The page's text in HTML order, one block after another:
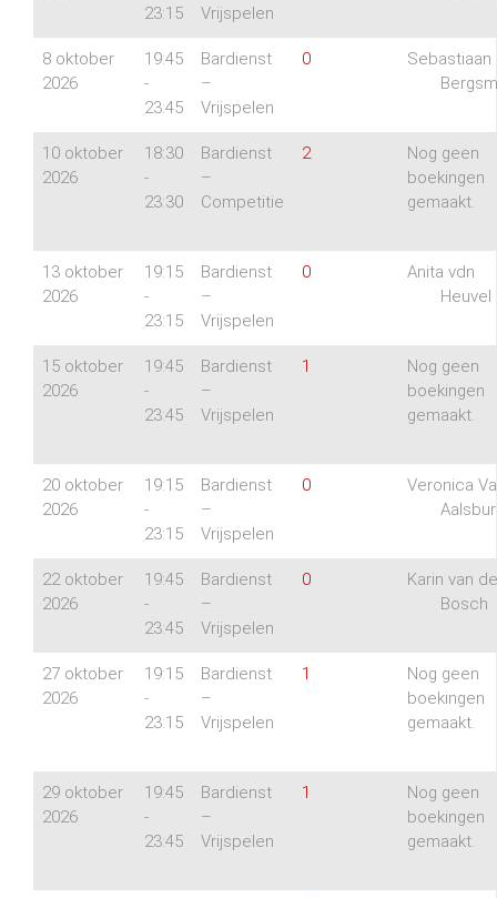
23:15
Vrijspelen
8 oktober
2026
19:45
-
23:45
Bardienst
–
Vrijspelen
0
Sebastiaan
10 oktober
2026
18:30
-
23:30
Bardienst
–
Competitie
2
Nog geen
boekingen
gemaakt.
13 oktober
2026
19:15
-
23:15
Bardienst
–
Vrijspelen
0
Anita vdn
Heuvel
15 oktober
2026
19:45
-
23:45
Bardienst
–
Vrijspelen
1
Nog geen
boekingen
gemaakt.
20 oktober
2026
19:15
-
23:15
Bardienst
–
Vrijspelen
0
Veronica
22 oktober
2026
19:45
-
23:45
Bardienst
–
Vrijspelen
0
Karin van
Bosch
27 oktober
2026
19:15
-
23:15
Bardienst
–
Vrijspelen
1
Nog geen
boekingen
gemaakt.
29 oktober
2026
19:45
-
23:45
Bardienst
–
Vrijspelen
1
Nog geen
boekingen
gemaakt.